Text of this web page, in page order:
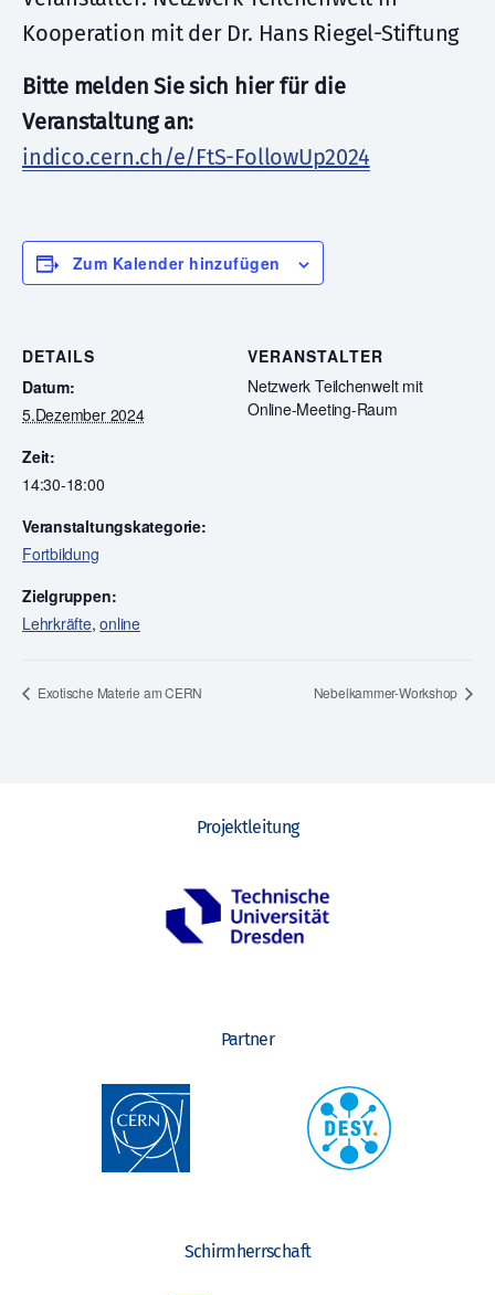
Kooperation mit der Dr. Hans Riegel-Stiftung
Bitte melden Sie sich hier für die
Veranstaltung an:
indico.cern.ch/e/FtS-FollowUp2024
Zum Kalender hinzufügen
DETAILS
Datum:
5.Dezember 2024
Zeit:
14:30-18:00
Veranstaltungskategorie:
Fortbildung
Zielgruppen:
Lehrkräfte,online
VERANSTALTER
Netzwerk Teilchenwelt mit
Online-Meeting-Raum
Exotische Materie am CERN Nebelkammer-Workshop
Projektleitung
Partner
Schirmherrschaft